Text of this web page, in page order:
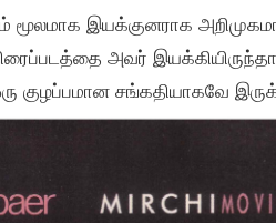
இயக்குனராக
அவர்
சங்கதியாகவே